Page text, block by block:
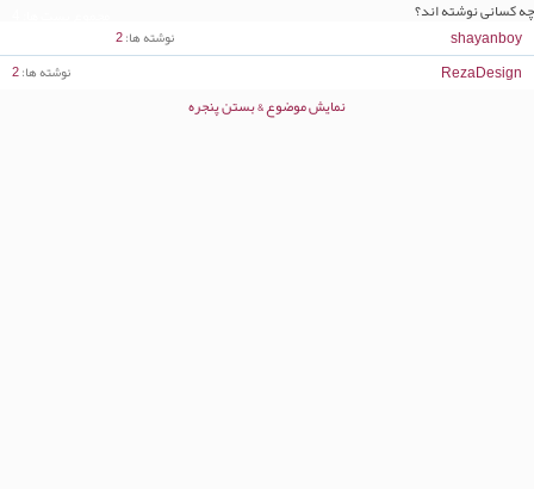
چه کسانی نوشته اند؟
نوشته ها 2 shayanboy
نوشته ها 2
RezaDesign
نمایش موضوع & بستن پنجره